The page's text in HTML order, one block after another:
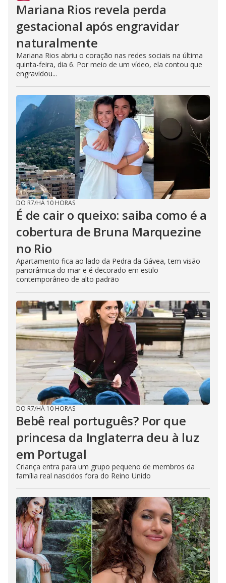
Mariana Rios revela perda
gestacional após engravidar
naturalmente
Mariana Rios abriu o coração nas redes sociais na última
quinta-feira, dia 6. Por meio de um vídeo, ela contou que
engravidou...
DO R7/HÁ 10 HORAS
É de cair o queixo: saiba como é a
cobertura de Bruna Marquezine
no Rio
Apartamento fica ao lado da Pedra da Gávea, tem visão
panorâmica do mar e é decorado em estilo
contemporâneo de alto padrão
DO R7/HÁ 10 HORAS
Bebê real português? Por que
princesa da Inglaterra deu à luz
em Portugal
Criança entra para um grupo pequeno de membros da
família real nascidos fora do Reino Unido